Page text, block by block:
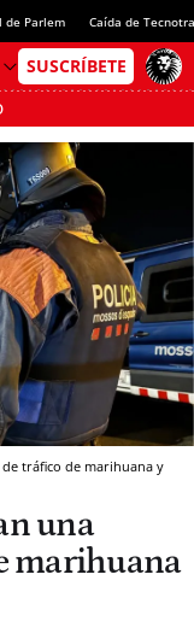
de Parlem Caída de
tráfico de marihuana y
una
marihuana